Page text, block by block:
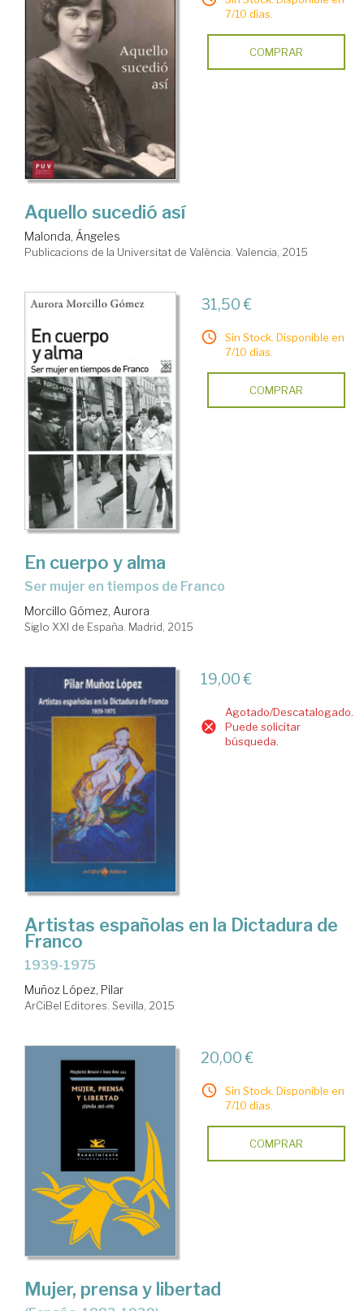
7/10 días.
COMPRAR
Aquello sucedió así
Malonda, Ángeles
Publicacions de la Universitat de València. Valencia, 2015
31,50 €
Sin Stock. Disponible en
7/10 días.
COMPRAR
En cuerpo y alma
ser mujer en tiempos de Franco
Morcillo Gómez, Aurora
Siglo XXI de España. Madrid, 2015
19,00 €
Agotado/Descatalogado.
Puede solicitar
búsqueda.
Artistas españolas en la Dictadura de
Franco
1939-1975
Muñoz López, Pilar
ArCiBel Editores. Sevilla, 2015
20,00 €
Sin Stock. Disponible en
7/10 días.
COMPRAR
Mujer, prensa y libertad